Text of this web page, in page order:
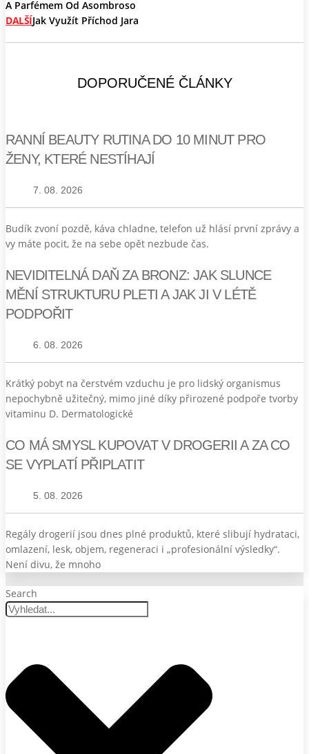
A Parfémem Od Asombroso
DALŠÍJak Využít Příchod Jara
DOPORUČENÉ ČLÁNKY
RANNÍ BEAUTY RUTINA DO 10 MINUT PRO
ŽENY, KTERÉ NESTÍHAJÍ
7. 08. 2026
Budík zvoní pozdě, káva chladne, telefon už hlásí první zprávy a
vy máte pocit, že na sebe opět nezbude čas.
NEVIDITELNÁ DAŇ ZA BRONZ: JAK SLUNCE
MĚNÍ STRUKTURU PLETI A JAK JI V LÉTĚ
PODPOŘIT
6. 08. 2026
Krátký pobyt na čerstvém vzduchu je pro lidský organismus
nepochybně užitečný, mimo jiné díky přirozené podpoře tvorby
vitaminu D. Dermatologické
CO MÁ SMYSL KUPOVAT V DROGERII A ZA CO
SE VYPLATÍ PŘIPLATIT
5. 08. 2026
Regály drogerií jsou dnes plné produktů, které slibují hydrataci,
omlazení, lesk, objem, regeneraci i „profesionální výsledky“.
Není divu, že mnoho
Search